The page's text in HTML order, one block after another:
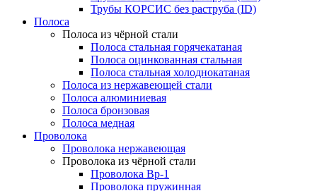
Трубы КОРСИС без раструба (ID)
Полоса
Полоса из чёрной стали
Полоса стальная горячекатаная
Полоса оцинкованная стальная
Полоса стальная холоднокатаная
Полоса из нержавеющей стали
Полоса алюминиевая
Полоса бронзовая
Полоса медная
Проволока
Проволока нержавеющая
Проволока из чёрной стали
Проволока Вр-1
Проволока пружинная